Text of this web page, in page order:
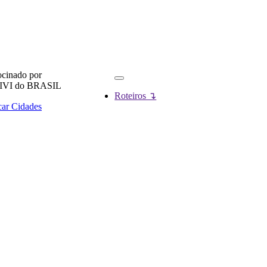
por
Roteiros ↴
Cidades